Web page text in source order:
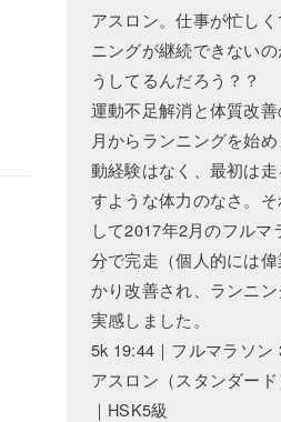
アスロン。仕事が忙し
ニングが継続できない
うしてるんだろう？？
運動不足解消と体質改
月からランニングを始
動経験はなく、最初は
すような体力のなさ。
して2017年2月のフルマ
分で完走（個人的には
かり改善され、ランニ
実感しました。
5k 19:44｜フルマラソン
アスロン（スタンダー
｜HSK5級